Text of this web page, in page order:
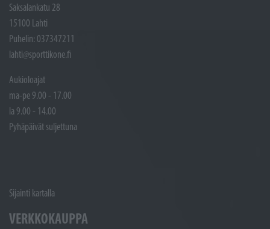
Saksalankatu 28
15100 Lahti
Puhelin: 037347211
lahti@sporttikone.fi
Aukioloajat
ma-pe 9.00 - 17.00
la 9.00 - 14.00
Pyhäpäivät suljettuna
Sijainti kartalla
VERKKOKAUPPA